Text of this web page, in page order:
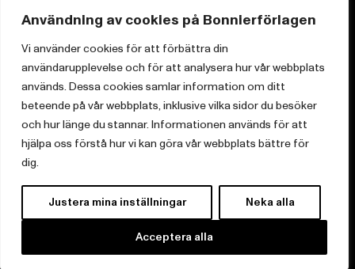
Användning av cookies på Bonnierförlagen
Vi använder cookies för att förbättra din
användarupplevelse och för att analysera hur vår webbplats
används. Dessa cookies samlar information om ditt
beteende på vår webbplats, inklusive vilka sidor du besöker
och hur länge du stannar. Informationen används för att
hjälpa oss förstå hur vi kan göra vår webbplats bättre för
dig.
Justera mina inställningar Neka alla
Acceptera alla
Postadress
Box 3159, 103 63 Stockholm
Om Bonnierförlagen
Cookies
Integritetspolicy